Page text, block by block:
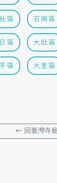
區 石岡區
區 大肚區
區 大里區
← 回臺灣寺廟